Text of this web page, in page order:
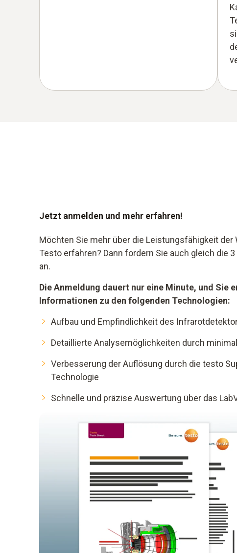
Jetzt anmelden und mehr erfahren!
Möchten Sie mehr über die Leistungsfähigkeit der
Testo erfahren? Dann fordern Sie auch gleich die
an.
Die Anmeldung dauert nur eine Minute, und Sie
Informationen zu den folgenden Technologien:
Aufbau und Empfindlichkeit des
Detaillierte Analysemöglichkeiten durch
Verbesserung der Auflösung durch die testo
Technologie
Schnelle und präzise Auswertung über das